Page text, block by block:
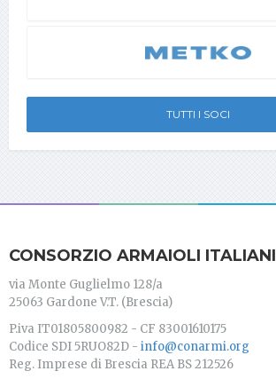
TUTTI I SOCI
CONSORZIO ARMAIOLI ITALIANI
via Monte Guglielmo 128/a
25063 Gardone V.T. (Brescia)
P.iva IT01805800982 - CF 83001610175
Codice SDI 5RUO82D - info@conarmi.org
Reg. Imprese di Brescia REA BS 212526